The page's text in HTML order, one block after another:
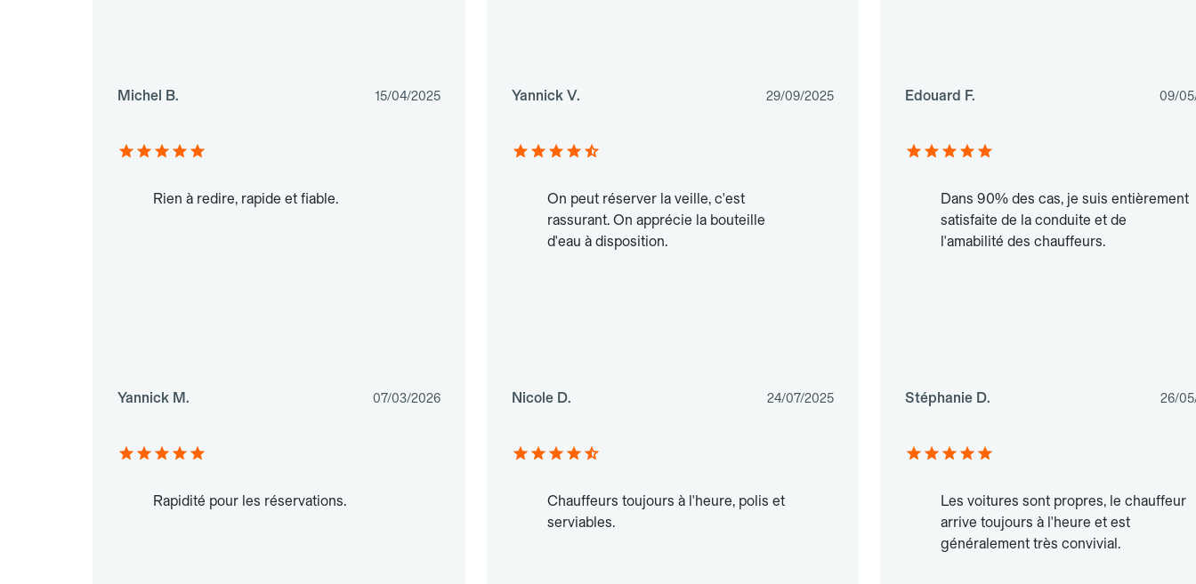
Michel B. 15/04/2025 Yannick V. 29/09/2025 Edouard F. 09/
Rien à redire, rapide et fiable.
Yannick M. 07/03/2026
On peut réserver la veille, c'est
rassurant. On apprécie la bouteille
d'eau à disposition.
Nicole D. 24/07/2025
Dans 90% des cas, je suis entièrement
satisfaite de la conduite et de
l'amabilité des chauffeurs.
Stéphanie D. 26/
Rapidité pour les réservations.
Chauffeurs toujours à l'heure, polis et
serviables.
Les voitures sont propres, le chauffeur
arrive toujours à l'heure et est
généralement très convivial.